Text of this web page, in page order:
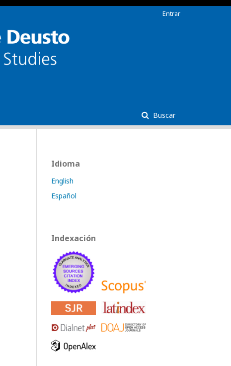
Buscar
Entrar
Idioma
English
Español
Indexación